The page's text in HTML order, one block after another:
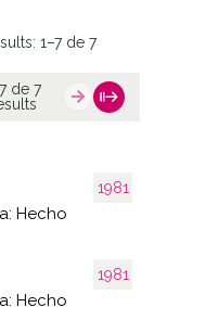
1–7 de 7
de 7
1981
Hecho
1981
Hecho